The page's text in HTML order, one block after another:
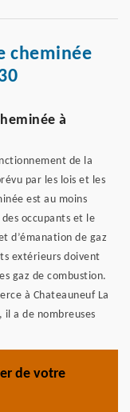
cheminée
à
de la
par les lois et les
est au moins
occupants et le
d’émanation de gaz
extérieurs doivent
gaz de combustion.
à Chateauneuf La
a de nombreuses
de votre